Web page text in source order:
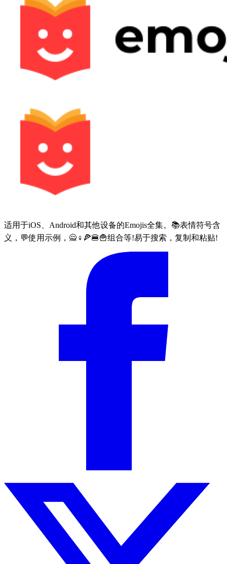
适用于iOS、Android和其他设备的Emojis全集。📚表情符号含
义，💬使用示例，🙅♀🍕🍔🍟组合等!易于搜索，复制和粘贴!